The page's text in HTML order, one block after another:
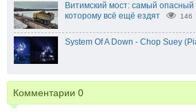
Витимский мост: самый опасный
которому всё ещё ездят
146
System Of A Down - Chop Suey
Комментарии 0